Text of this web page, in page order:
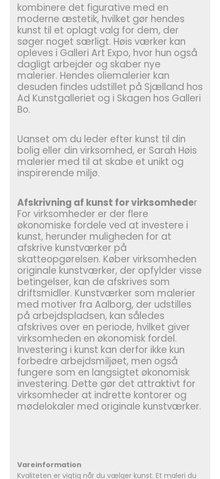
kombinere det figurative med en
moderne æstetik, hvilket gør hendes
kunst til et oplagt valg for dem, der
søger noget særligt. Høis værker kan
opleves i Galleri Art Expo, hvor hun også
dagligt arbejder og skaber nye
malerier. Hendes oliemalerier kan
desuden findes udstillet på Sjælland hos
Ad Kunstgalleriet og i Skagen hos Galleri
Bo.
Uanset om du leder efter kunst til din
bolig eller din virksomhed, er Sarah Høis
malerier med til at skabe et unikt og
inspirerende miljø.
Afskrivning af kunst for virksomheder
For virksomheder er der flere
økonomiske fordele ved at investere i
kunst, herunder muligheden for at
afskrive kunstværker på
skatteopgørelsen. Køber virksomheden
originale kunstværker, der opfylder visse
betingelser, kan de afskrives som
driftsmidler. Kunstværker som malerier
med motiver fra Aalborg, der udstilles
på arbejdspladsen, kan således
afskrives over en periode, hvilket giver
virksomheden en økonomisk fordel.
Investering i kunst kan derfor ikke kun
forbedre arbejdsmiljøet, men også
fungere som en langsigtet økonomisk
investering. Dette gør det attraktivt for
virksomheder at indrette kontorer og
mødelokaler med originale kunstværker.
Vareinformation
Kvaliteten er vigtig når du vælger kunst. Et maleri du